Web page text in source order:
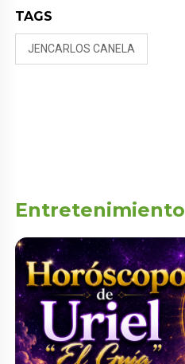
TAGS
JENCARLOS CANELA
Entretenimiento